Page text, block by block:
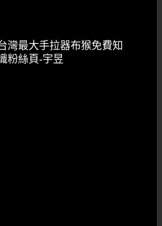
灣最大手拉器布猴免費知
粉絲頁-宇昱